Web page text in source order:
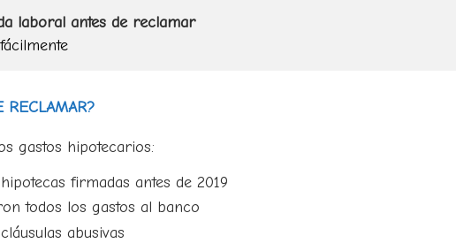
laboral antes de reclamar
gastos hipotecarios:
firmadas antes de 2019
todos los gastos al banco
abusivas